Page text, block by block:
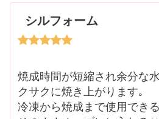
シルフォーム
焼成時間が短縮され余分な
クサクに焼き上がります｡
冷凍から焼成まで使用でき